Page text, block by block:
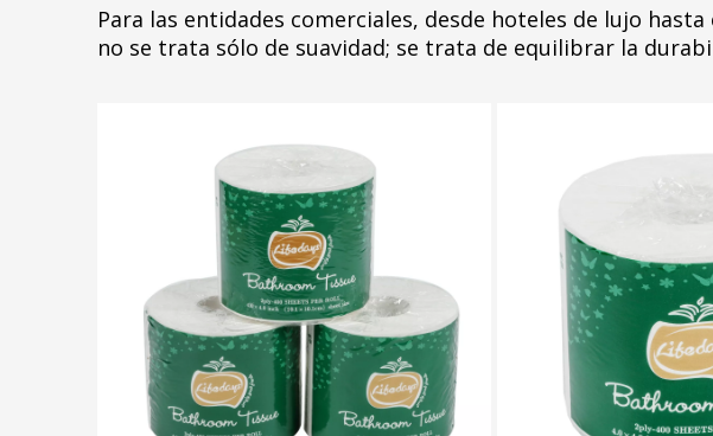
Para las entidades comerciales, desde hoteles de lujo
no se trata sólo de suavidad; se trata de equilibrar la